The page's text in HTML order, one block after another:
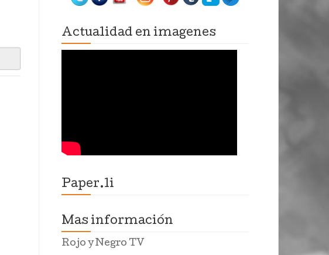
Actualidad en imagenes
Paper.li
Mas información
Rojo y Negro TV